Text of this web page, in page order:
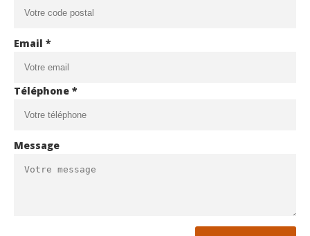
Email *
Téléphone *
Message